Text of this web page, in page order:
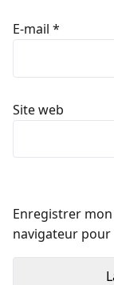
E-mail *
Site web
Enregistrer
navigateur